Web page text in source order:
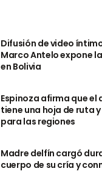
Difusión de video
Marco Antelo expone
en Bolivia
Espinoza afirma que
tiene una hoja de ruta
para las regiones
Madre delfín cargó
cuerpo de su cría y